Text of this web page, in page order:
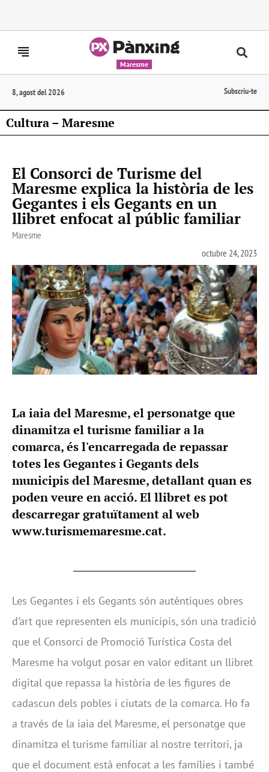
Maresme
8, agost del 2026 Subscriu-te
Cultura – Maresme
El Consorci de Turisme del
Maresme explica la història de les
Gegantes i els Gegants en un
llibret enfocat al públic familiar
Maresme
octubre 24, 2023
La iaia del Maresme, el personatge que
dinamitza el turisme familiar a la
comarca, és l'encarregada de repassar
totes les Gegantes i Gegants dels
municipis del Maresme, detallant quan es
poden veure en acció. El llibret es pot
descarregar gratuïtament al web
www.turismemaresme.cat.
Les Gegantes i els Gegants són autèntiques obres
d’art que representen els municipis, són una tradició
que el Consorci de Promoció Turística Costa del
Maresme ha volgut posar en valor editant un llibret
digital que repassa la història de les figures de
cadascun dels pobles i ciutats de la comarca. Ho fa
a través de la iaia del Maresme, el personatge que
dinamitza el turisme familiar al nostre territori, ja
que el document està enfocat a les famílies i també